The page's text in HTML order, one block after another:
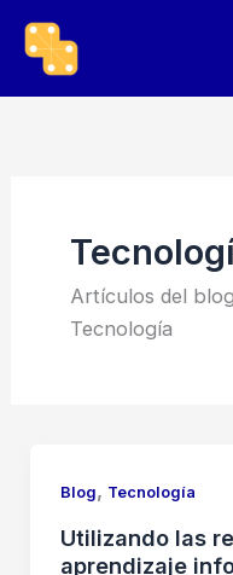
contenido
Artículos del
Tecnología
Blog, Tecnología
Utilizando las
aprendizaje